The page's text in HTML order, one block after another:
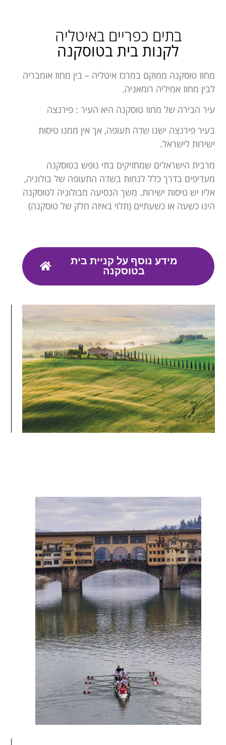
בתים כפריים באיטליה
לקנות בית בטוסקנה
מחוז טוסקנה ממוקם במרכז איטליה – בין מחוז אומבריה
לבין מחוז אמיליה רומאניה.
עיר הבירה של מחוז טוסקנה היא העיר : פירנצה
בעיר פירנצה ישנו שדה תעופה, אך אין ממנו טיסות
ישירות לישראל.
מרבית הישראלים שמחזיקים בתי נופש בטוסקנה
מעדיפים בדרך כלל לנחות בשדה התעופה של בולוניה,
אליו יש טיסות ישירות. משך הנסיעה מבולוניה לטוסקנה
הינו כשעה או כשעתיים (תלוי באיזה חלק של טוסקנה)
מידע נוסף על קניית בית
בטוסקנה